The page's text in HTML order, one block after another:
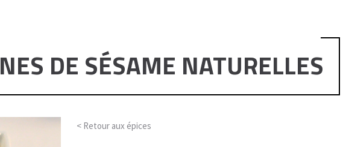
DE SÉSAME NATURELLES
< Retour aux épices